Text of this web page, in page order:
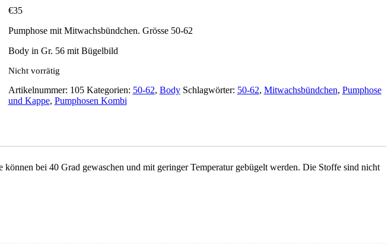
€35
Pumphose mit Mitwachsbündchen. Grösse 50-62
Body in Gr. 56 mit Bügelbild
Nicht vorrätig
Artikelnummer: 105 Kategorien: 50-62, Body Schlagwörter: 50-62, Mitwachsbündchen, Pumphose
und Kappe, Pumphosen Kombi
bei 40 Grad gewaschen und mit geringer Temperatur gebügelt werden. Die Stoffe sind nicht